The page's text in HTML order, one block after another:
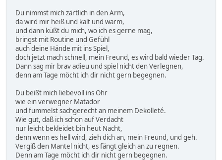
Du nimmst mich zärtlich in den Arm,
da wird mir heiß und kalt und warm,
und dann küßt du mich, wo ich es gerne mag,
bringst mit Routine und Gefühl
auch deine Hände mit ins Spiel,
doch jetzt mach schnell, mein Freund, es wird bald wieder Tag.
Dann sag mir brav adieu und spiel nicht den Verlegnen,
denn am Tage möcht ich dir nicht gern begegnen.
Du beißt mich liebevoll ins Ohr
wie ein verwegner Matador
und fummelst sachgerecht an meinem Dekolleté.
Wie gut, daß ich schon auf Verdacht
nur leicht bekleidet bin heut Nacht,
denn wenn es hell wird, zieh dich an, mein Freund, und geh.
Vergiß den Mantel nicht, es fängt gleich an zu regnen.
Denn am Tage möcht ich dir nicht gern begegnen.